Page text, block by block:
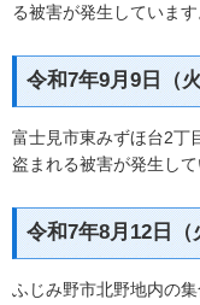
る被害が発生しています
令和7年9月9日（
富士見市東みずほ台2丁
盗まれる被害が発生して
令和7年8月12日（
ふじみ野市北野地内の